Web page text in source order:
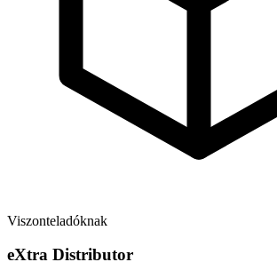
Viszonteladóknak
eXtra Distributor